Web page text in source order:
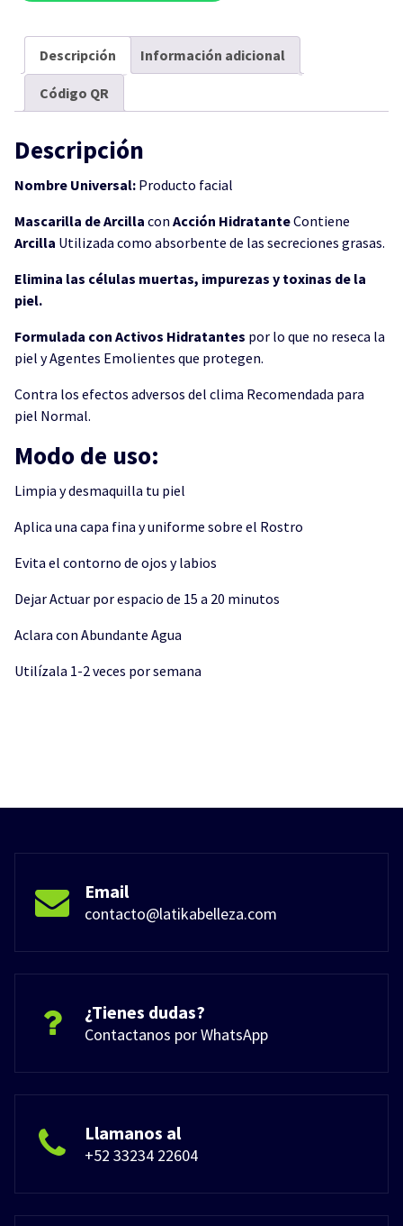
cantidad
Descripción Información adicional
Código QR
Descripción
Nombre Universal: Producto facial
Mascarilla de Arcilla con Acción HidratanteContiene
Arcilla Utilizada como absorbente de las secreciones grasas.
Elimina las células muertas, impurezas y toxinas de la
piel.
Formulada con Activos Hidratantes por lo que no reseca la
piel y Agentes Emolientes que protegen.
Contra los efectos adversos del clima Recomendada para
piel Normal.
Modo de uso:
Limpia y desmaquilla tu piel
Aplica una capa fina y uniforme sobre el Rostro
Evita el contorno de ojos y labios
Dejar Actuar por espacio de 15 a 20 minutos
Aclara con Abundante Agua
Utilízala 1-2 veces por semana
Email
contacto@latikabelleza.com
¿Tienes dudas?
Contactanos por WhatsApp
Llamanos al
+52 33234 22604